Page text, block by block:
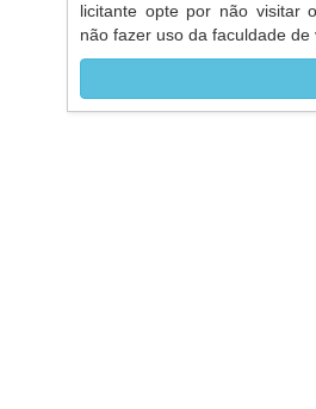
licitante opte por não visitar
não fazer uso da faculdade de